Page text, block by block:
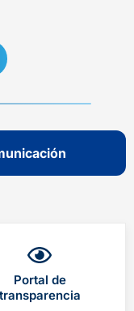
Portal de
transparencia